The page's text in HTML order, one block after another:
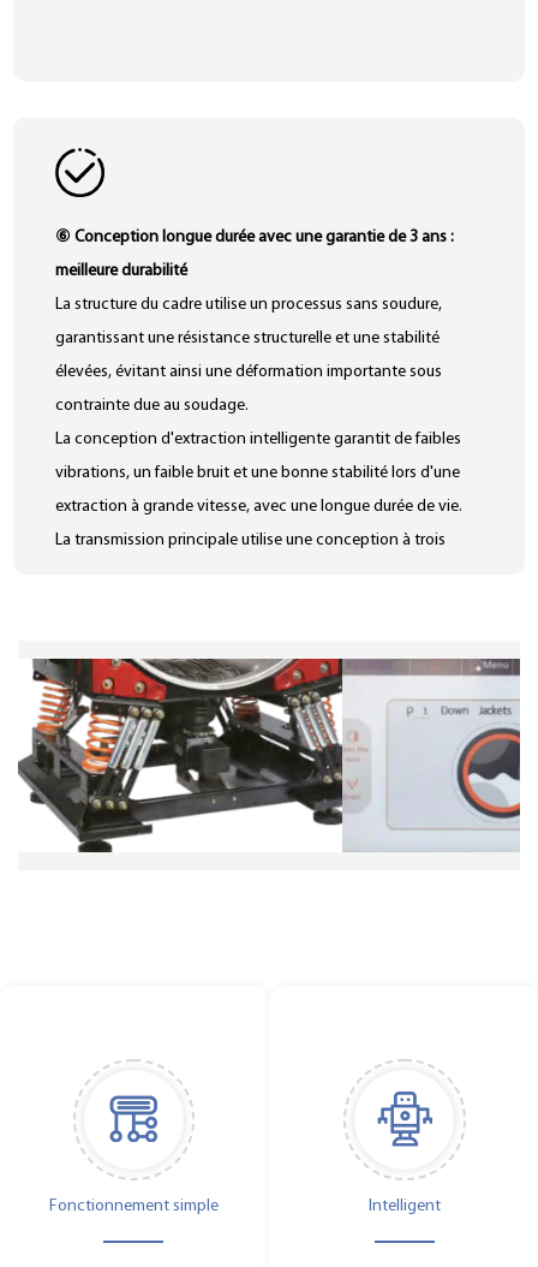
⑥ Conception longue durée avec une garantie de 3 ans :
meilleure durabilité
La structure du cadre utilise un processus sans soudure,
garantissant une résistance structurelle et une stabilité
élevées, évitant ainsi une déformation importante sous
contrainte due au soudage.
La conception d'extraction intelligente garantit de faibles
vibrations, un faible bruit et une bonne stabilité lors d'une
extraction à grande vitesse, avec une longue durée de vie.
La transmission principale utilise une conception à trois
besoin de remplacer les roulements ou les joints d'huile.
L'ensemble de la machine est conçu pour une durée de vie
de 20 ans, avec une garantie de 2 ans sur l'ensemble de la
machine.
Fonctionnement simple Intelligent